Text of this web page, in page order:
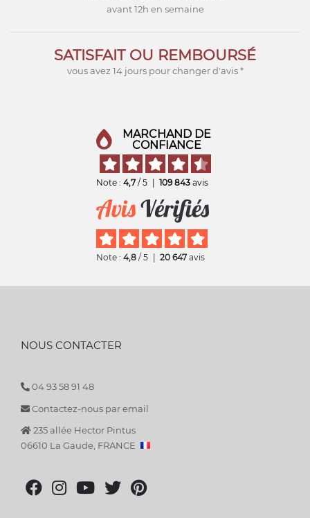
avant 12h en semaine
SATISFAIT OU REMBOURSÉ
vous avez 14 jours pour changer d'avis *
MARCHAND DE
CONFIANCE
Note : 4,7 / 5 109 843 avis
Note : 4,8 / 5 20 647 avis
NOUS CONTACTER
04 93 58 91 48
Contactez-nous par email
235 allée Hector Pintus
06610 La Gaude, FRANCE